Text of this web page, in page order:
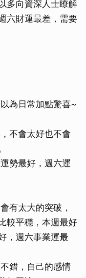
多向資深人士瞭解
六財運最差，需要
為日常加點驚喜~
不會太好也不會
勢最好，週六運
有太大的突破，
較平穩，本週最好
，週六事業運最
錯，自己的感情